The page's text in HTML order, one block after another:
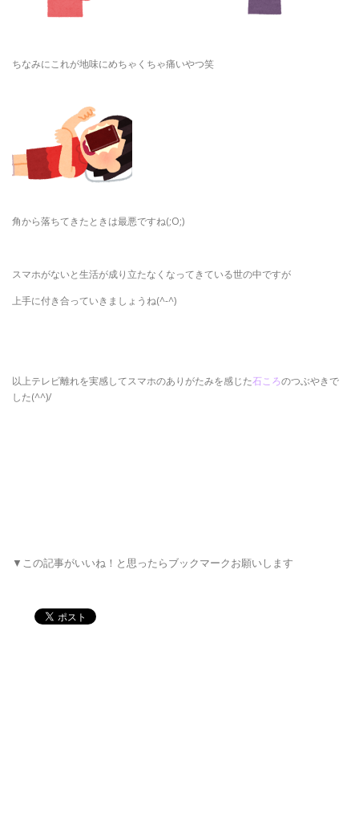
ちなみにこれが地味にめちゃくちゃ痛いやつ笑
角から落ちてきたときは最悪ですね(;O;)
スマホがないと生活が成り立たなくなってきている世の中ですが
上手に付き合っていきましょうね(^-^)
以上テレビ離れを実感してスマホのありがたみを感じた石ころのつぶやきで
した(^^)/
▼この記事がいいね！と思ったらブックマークお願いします